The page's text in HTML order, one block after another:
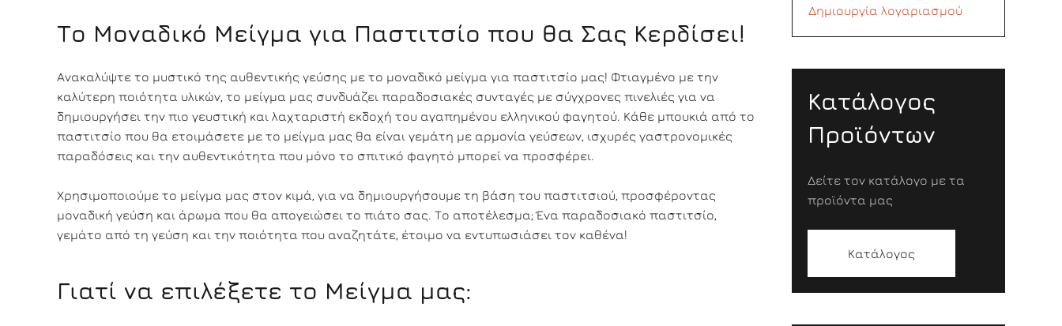
Το Μοναδικό Μείγμα για Παστιτσίο που θα Σας Κερδίσει!
Ανακαλύψτε το μυστικό της αυθεντικής γεύσης με το μοναδικό μείγμα για παστιτσίο μας! Φτιαγμένο με την
καλύτερη ποιότητα υλικών, το μείγμα μας συνδυάζει παραδοσιακές συνταγές με σύγχρονες πινελιές για να
δημιουργήσει την πιο γευστική και λαχταριστή εκδοχή του αγαπημένου ελληνικού φαγητού. Κάθε μπουκιά από το
παστιτσίο που θα ετοιμάσετε με το μείγμα μας θα είναι γεμάτη με αρμονία γεύσεων, ισχυρές γαστρονομικές
παραδόσεις και την αυθεντικότητα που μόνο το σπιτικό φαγητό μπορεί να προσφέρει.
Χρησιμοποιούμε το μείγμα μας στον κιμά, για να δημιουργήσουμε τη βάση του παστιτσιού, προσφέροντας
μοναδική γεύση και άρωμα που θα απογειώσει το πιάτο σας. Το αποτέλεσμα; Ένα παραδοσιακό παστιτσίο,
γεμάτο από τη γεύση και την ποιότητα που αναζητάτε, έτοιμο να εντυπωσιάσει τον καθένα!
Γιατί να επιλέξετε το Μείγμα μας:
Δημιουργία λογαριασμού
Κατάλογος
Προϊόντων
Δείτε τον κατάλογο με τα
προϊόντα μας
Κατάλογος